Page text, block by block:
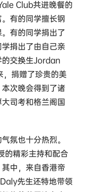
Club共进晚餐的
有的同学擅长钢
有的同学捐出了
捐出了由自己亲
的交换生Jordan
捐赠了珍贵的美
次晚会得到了诸
司考和格兰阁国
氛也十分热烈。
精彩主持和配合
中，来自香港帝
先生还特地带领